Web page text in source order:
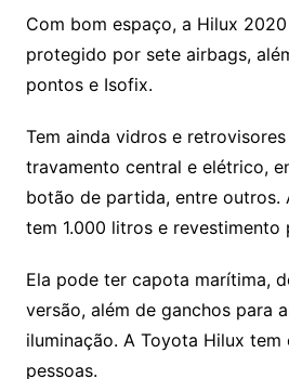
Com bom espaço, a Hilux
protegido por sete airbags,
pontos e Isofix.
Tem ainda vidros e
travamento central e elétrico,
botão de partida, entre outros.
tem 1.000 litros e
Ela pode ter capota marítima,
versão, além de ganchos para
iluminação. A Toyota Hilux
pessoas.